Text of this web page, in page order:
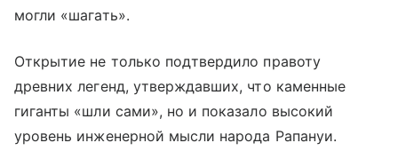
могли «шагать».
Открытие не только подтвердило правоту
древних легенд, утверждавших, что каменные
гиганты «шли сами», но и показало высокий
уровень инженерной мысли народа Рапануи.